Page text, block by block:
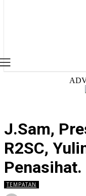
J.Sam,
R2SC,
Penasihat.
TEMPATAN